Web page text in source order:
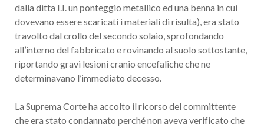
dalla ditta I.I. un ponteggio metallico ed una benna in cui
dovevano essere scaricati i materiali di risulta), era stato
travolto dal crollo del secondo solaio, sprofondando
all’interno del fabbricato e rovinando al suolo sottostante,
riportando gravi lesioni cranio encefaliche che ne
determinavano l’immediato decesso.
La Suprema Corte ha accolto il ricorso del committente
che era stato condannato perché non aveva verificato che